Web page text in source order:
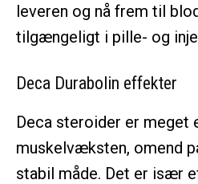
leveren og nå frem til
tilgængeligt i pille- og
Deca Durabolin effekter
Deca steroider er meget
muskelvæksten, omend
stabil måde. Det er især